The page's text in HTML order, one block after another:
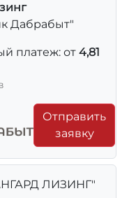
Дабрабыт"
платеж: от 4,81
Отправить
заявку
ЛИЗИНГ"